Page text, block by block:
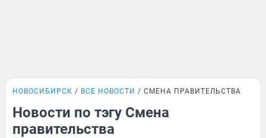
НОВОСИБИРСК ВСЕ НОВОСТИ СМЕНА ПРАВИТЕЛЬСТВА
Новости по тэгу Смена
правительства